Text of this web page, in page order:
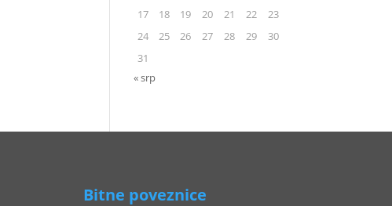
17
18 19 20 21 22
23
24
25 26 27 28 29
30
31
« srp
Bitne poveznice